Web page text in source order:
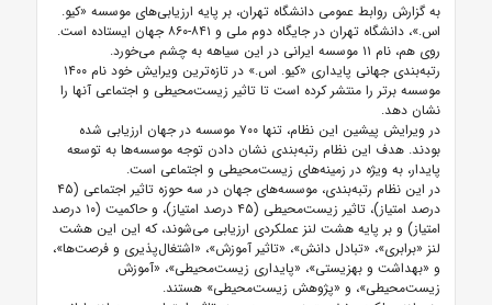
به گزارش روابط عمومی دانشگاه تهران، بر پایه ارزیابی‌های موسسه «کیو.
اس.»، دانشگاه تهران در جایگاه دوم ملی و ۸۴۱-۸۶۰ جهان ایستاده است.
روی هم، نام ۱۱ موسسه ایرانی در این سیاهه به چشم می‌خورد.
رتبه‌بندی جهانی پایداری «کیو. اس.» در تازه‌ترین ویرایش خود نام ۱۴۰۰
موسسه برتر را منتشر کرده است تا تاثیر زیست‌محیطی و اجتماعی آنها را
نشان دهد.
در ویرایش پیشین این نظام، تنها ۷۰۰ موسسه در جهان ارزیابی شده
بودند. هدف این نظام رتبه‌بندی نشان دادن توجه موسسه‌ها به توسعه
پایدار، به ویژه در زمینه‌های زیست‌محیطی و اجتماعی است.
در این نظام رتبه‌بندی، موسسه‌های جهان در سه حوزه تاثیر اجتماعی (۴۵
درصد امتیاز)، تاثیر زیست‌محیطی (۴۵ درصد امتیاز)، و حاکمیت (۱۰ درصد
امتیاز) و بر پایه هشت لنز عملکردی ارزیابی می‌شوند، که این این هشت
لنز «برابری»، «تبادل دانش»، «تاثیر آموزش»، «اشتغال‌پذیری و فرصت‌ها»،
و «بهداشت و بهزیستی»، «پایداری زیست‌محیطی»، «آموزش
زیست‌محیطی»، و «پژوهش زیست‌محیطی» هستند.